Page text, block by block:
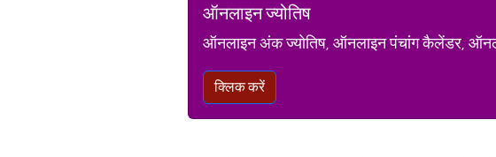
ऑनलाइन ज्योतिष
ऑनलाइन अंक ज्योतिष, ऑनलाइन पंचांग कैलेंडर,
क्लिक करें